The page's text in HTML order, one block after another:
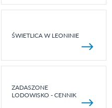
ŚWIETLICA W LEONINIE
ZADASZONE
LODOWISKO - CENNIK